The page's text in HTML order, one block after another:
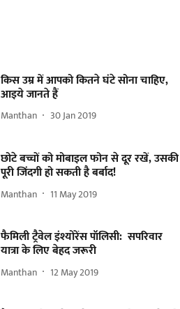
किस उम्र में आपको कितने घंटे सोना चाहिए,
आइये जानते हैं
Manthan 30 Jan 2019
छोटे बच्चों को मोबाइल फोन से दूर रखें, उसकी
पूरी जिंदगी हो सकती है बर्बाद!
Manthan 11 May 2019
फैमिली ट्रैवेल इंश्योरेंस पॉलिसी: सपरिवार
यात्रा के लिए बेहद जरूरी
Manthan 12 May 2019